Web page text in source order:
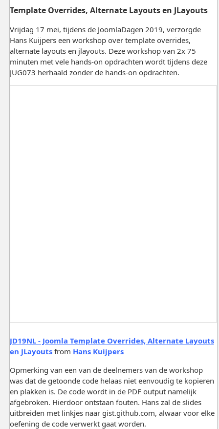
Template Overrides, Alternate Layouts en JLayouts
Vrijdag 17 mei, tijdens de JoomlaDagen 2019, verzorgde
Hans Kuijpers een workshop over template overrides,
alternate layouts en jlayouts. Deze workshop van 2x 75
minuten met vele hands-on opdrachten wordt tijdens deze
JUG073 herhaald zonder de hands-on opdrachten.
JD19NL - Joomla Template Overrides, Alternate Layouts
en JLayouts from Hans Kuijpers
Opmerking van een van de deelnemers van de workshop
was dat de getoonde code helaas niet eenvoudig te kopieren
en plakken is. De code wordt in de PDF output namelijk
afgebroken. Hierdoor ontstaan fouten. Hans zal de slides
uitbreiden met linkjes naar gist.github.com, alwaar voor elke
oefening de code verwerkt gaat worden.